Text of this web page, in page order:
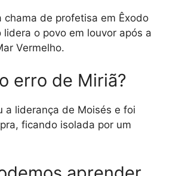
chama de profetisa em Êxodo
lidera o povo em louvor após a
Vermelho.
erro de Miriã?
a liderança de Moisés e foi
ficando isolada por um